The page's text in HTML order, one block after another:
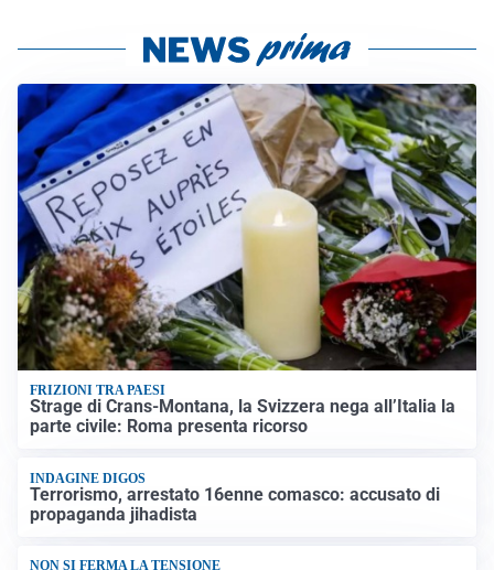
FRIZIONI TRA PAESI
Strage di Crans-Montana, la Svizzera nega all’Italia la
parte civile: Roma presenta ricorso
INDAGINE DIGOS
Terrorismo, arrestato 16enne comasco: accusato di
propaganda jihadista
NON SI FERMA LA TENSIONE